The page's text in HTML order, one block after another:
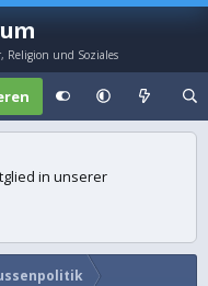
Religion und Soziales
in unserer